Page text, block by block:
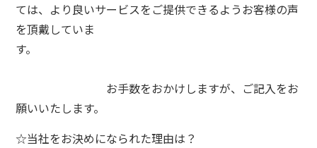
ては、より良いサービスをご提供できるようお客様の声
を頂戴していま
す。
お手数をおかけしますが、ご記入をお
願いいたします。
☆当社をお決めになられた理由は？